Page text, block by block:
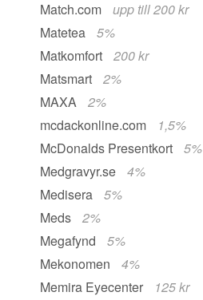
Match.com
upp till 200 kr
Matetea
5%
Matkomfort
200 kr
Matsmart
2%
MAXA
2%
mcdackonline.com
1,5%
McDonalds Presentkort
5%
Medgravyr.se
4%
Medisera
5%
Meds
2%
Megafynd
5%
Mekonomen
4%
Memira Eyecenter
125 kr